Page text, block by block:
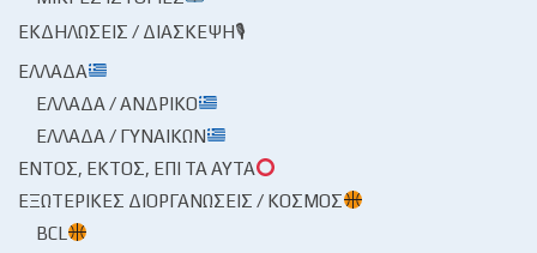
ΕΚΔΗΛΏΣΕΙΣ / ΔΙΆΣΚΕΨΗ🎙
ΕΛΛΆΔΑ
ΕΛΛΆΔΑ / ΑΝΔΡΙΚΌ
ΕΛΛΆΔΑ / ΓΥΝΑΙΚΏΝ
ΕΝΤΌΣ, ΕΚΤΌΣ, ΕΠΊ ΤΑ ΑΥΤΆ
ΕΞΩΤΕΡΙΚΈΣ ΔΙΟΡΓΑΝΏΣΕΙΣ / ΚΌΣΜΟΣ
BCL